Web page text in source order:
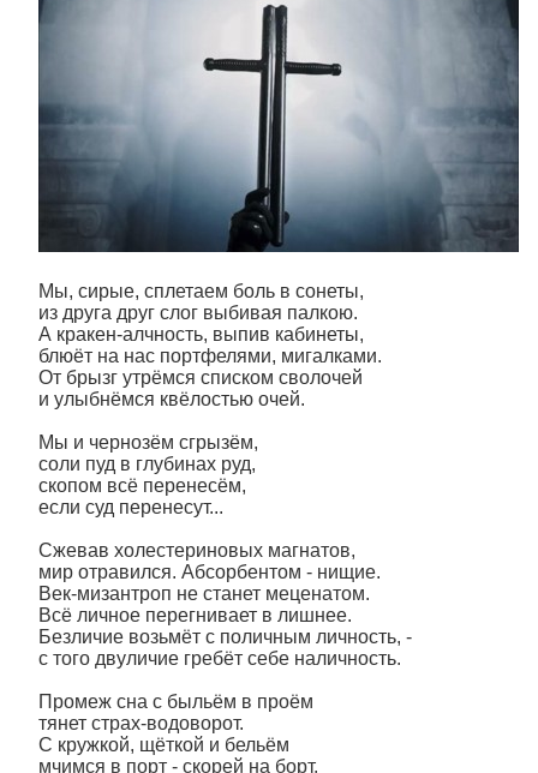
Мы, сирые, сплетаем боль в сонеты,
из друга друг слог выбивая палкою.
А кракен-алчность, выпив кабинеты,
блюёт на нас портфелями, мигалками.
От брызг утрёмся списком сволочей
и улыбнёмся квёлостью очей.
Мы и чернозём сгрызём,
соли пуд в глубинах руд,
скопом всё перенесём,
если суд перенесут...
Сжевав холестериновых магнатов,
мир отравился. Абсорбентом - нищие.
Век-мизантроп не станет меценатом.
Всё личное перегнивает в лишнее.
Безличие возьмёт с поличным личность, -
с того двуличие гребёт себе наличность.
Промеж сна с быльём в проём
тянет страх-водоворот.
С кружкой, щёткой и бельём
мчимся в порт - скорей на борт.